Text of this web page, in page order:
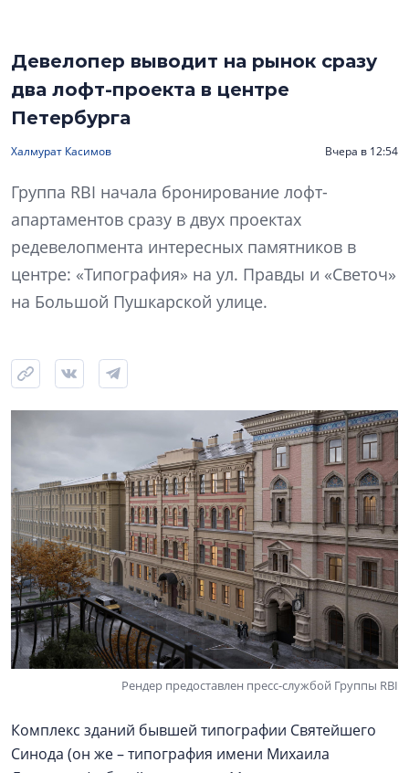
Девелопер выводит на рынок сразу
два лофт-проекта в центре
Петербурга
Халмурат Касимов Вчера в 12:54
Группа RBI начала бронирование лофт-
апартаментов сразу в двух проектах
редевелопмента интересных памятников в
центре: «Типография» на ул. Правды и «Светоч»
на Большой Пушкарской улице.
Рендер предоставлен пресс-службой Группы RBI
Комплекс зданий бывшей типографии Святейшего
Синода (он же – типография имени Михаила